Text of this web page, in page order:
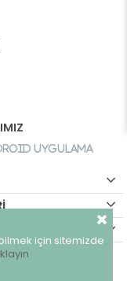
Uygulama
için sitemizde